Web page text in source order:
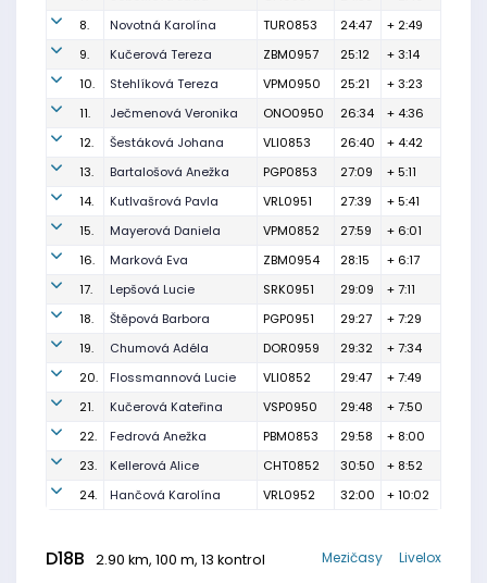
8.
Novotná Karolína TUR0853 24:47
+ 2:49
9.
Kučerová Tereza ZBM0957 25:12
+ 3:14
10.
Stehlíková Tereza VPM0950 25:21
+ 3:23
11.
Ječmenová Veronika ONO0950 26:34
+ 4:36
12.
Šestáková Johana VLI0853 26:40
+ 4:42
13.
Bartalošová Anežka PGP0853 27:09
+ 5:11
14.
Kutlvašrová Pavla VRL0951 27:39
+ 5:41
15.
Mayerová Daniela VPM0852 27:59
+ 6:01
16.
Marková Eva ZBM0954 28:15
+ 6:17
17.
Lepšová Lucie SRK0951 29:09
+ 7:11
18.
Štěpová Barbora PGP0951 29:27
+ 7:29
19.
Chumová Adéla DOR0959 29:32
+ 7:34
20.
Flossmannová Lucie VLI0852 29:47
+ 7:49
21.
Kučerová Kateřina VSP0950 29:48
+ 7:50
22.
Fedrová Anežka PBM0853 29:58
+ 8:00
23.
Kellerová Alice CHT0852 30:50
+ 8:52
24.
Hančová Karolína VRL0952 32:00 + 10:02
D18B 2.90 km, 100 m, 13 kontrol Livelox
Mezičasy